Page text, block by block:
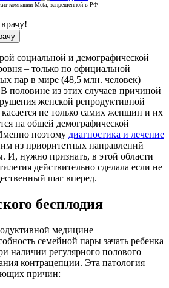
компании Meta, запрещенной в РФ
социальной и демографической
– только по официальной
пар в мире (48,5 млн. человек)
половине из этих случаев причиной
женской репродуктивной
не только самих женщин и их
на общей демографической
поэтому диагностика и лечение
из приоритетных направлений
И, нужно признать, в этой области
действительно сделала если не
шаг вперед.
бесплодия
медицине
семейной пары зачать ребенка
наличии регулярного полового
контрацепции. Эта патология
причин: